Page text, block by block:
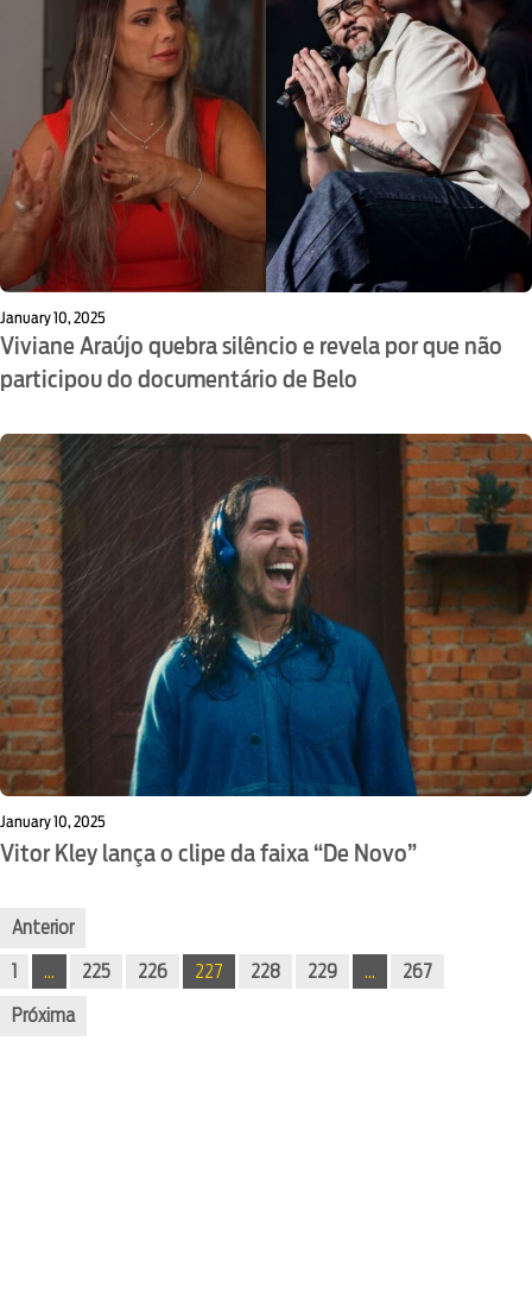
January 10, 2025
Viviane Araújo quebra silêncio e revela por que não
participou do documentário de Belo
January 10, 2025
Vitor Kley lança o clipe da faixa “De Novo”
Anterior
1
… 225 226 227 228 229 …
267
Próxima